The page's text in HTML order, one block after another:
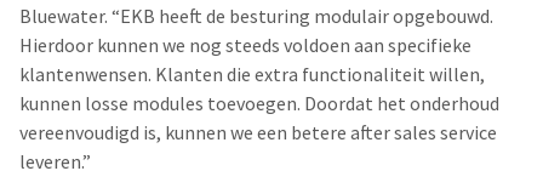
Bluewater. “EKB heeft de besturing modulair opgebouwd.
Hierdoor kunnen we nog steeds voldoen aan specifieke
klantenwensen. Klanten die extra functionaliteit willen,
kunnen losse modules toevoegen. Doordat het onderhoud
vereenvoudigd is, kunnen we een betere after sales service
leveren.”